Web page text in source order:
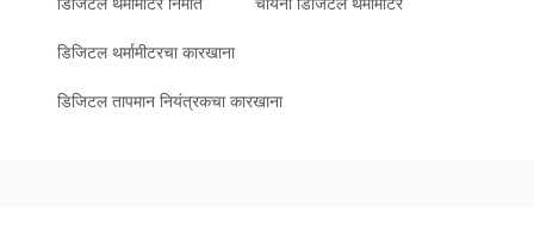
डिजिटल थर्मामीटरचा कारखाना
डिजिटल तापमान नियंत्रकचा कारखाना